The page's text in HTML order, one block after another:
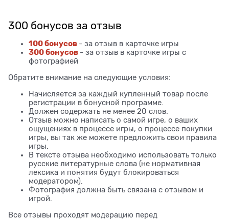
300 бонусов за отзыв
100 бонусов - за отзыв в карточке игры
300 бонусов - за отзыв в карточке игры с
фотографией
Обратите внимание на следующие условия:
Начисляется за каждый купленный товар после
регистрации в бонусной программе.
Должен содержать не менее 20 слов.
Отзыв можно написать о самой игре, о ваших
ощущениях в процессе игры, о процессе покупки
игры, вы так же можете предложить свои правила
игры.
В тексте отзыва необходимо использовать только
русские литературные слова (не нормативная
лексика и понятия будут блокироваться
модератором).
Фотография должна быть связана с отзывом и
игрой.
Все отзывы проходят модерацию перед